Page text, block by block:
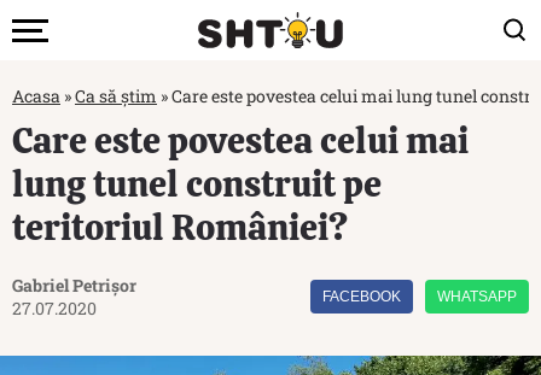
Acasa »Ca să știm »Care este povestea celui mai lung tunel
Care este povestea celui mai
lung tunel construit pe
teritoriul României?
Gabriel Petrișor
27.07.2020
FACEBOOK WHATSAPP